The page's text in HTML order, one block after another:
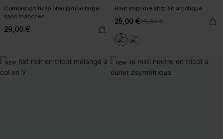
Combishort tissé bleu jambe large
sans manches
29,00 €
Haut imprimé abstrait artistique
25,00 €29,00 €
NEW NEW